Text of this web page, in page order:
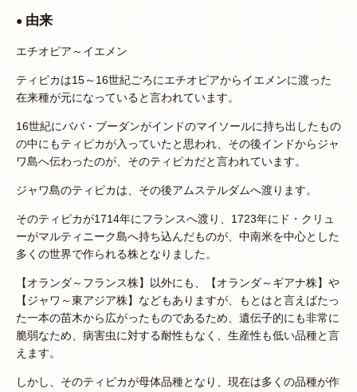
● 由来
エチオピア～イエメン
ティピカは15～16世紀ごろにエチオピアからイエメンに渡った
在来種が元になっていると言われています。
16世紀にババ・ブーダンがインドのマイソールに持ち出したもの
の中にもティピカが入っていたと思われ、その後インドからジャ
ワ島へ伝わったのが、そのティピカだと言われています。
ジャワ島のティピカは、その後アムステルダムへ渡ります。
そのティピカが1714年にフランスへ渡り、1723年にド・クリュ
ーがマルティニーク島へ持ち込んだものが、中南米を中心とした
多くの世界で作られる株となりました。
【オランダ～フランス株】以外にも、【オランダ～ギアナ株】や
【ジャワ～東アジア株】などもありますが、もとはと言えばたっ
た一本の苗木から広がったものであるため、遺伝子的にも非常に
脆弱なため、病害虫に対する耐性もなく、生産性も低い品種と言
えます。
しかし、そのティピカが母体品種となり、現在は多くの品種が作